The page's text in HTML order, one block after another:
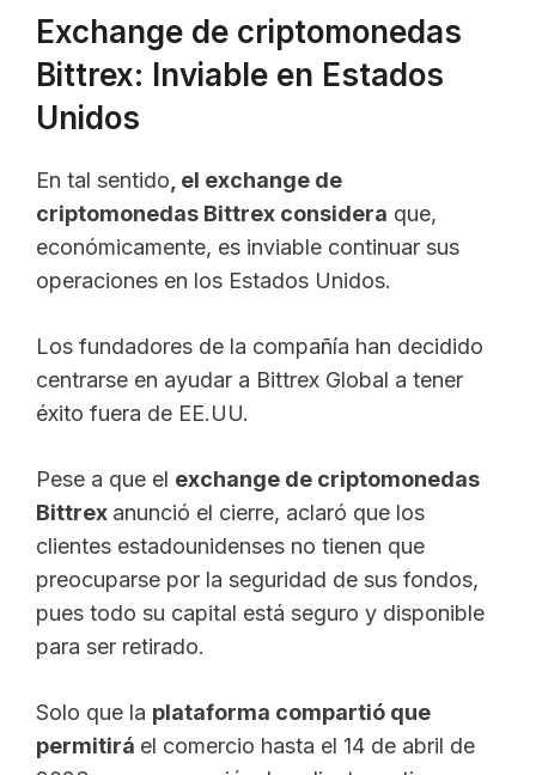
Exchange de criptomonedas
Bittrex: Inviable en Estados
Unidos
En tal sentido , el exchange de
criptomonedas Bittrex considera que,
económicamente, es inviable continuar sus
operaciones en los Estados Unidos.
Los fundadores de la compañía han decidido
centrarse en ayudar a Bittrex Global a tener
éxito fuera de EE.UU.
Pese a que el exchange de criptomonedas
Bittrex anunció el cierre, aclaró que los
clientes estadounidenses no tienen que
preocuparse por la seguridad de sus fondos,
pues todo su capital está seguro y disponible
para ser retirado.
Solo que la plataforma compartió que
permitirá el comercio hasta el 14 de abril de